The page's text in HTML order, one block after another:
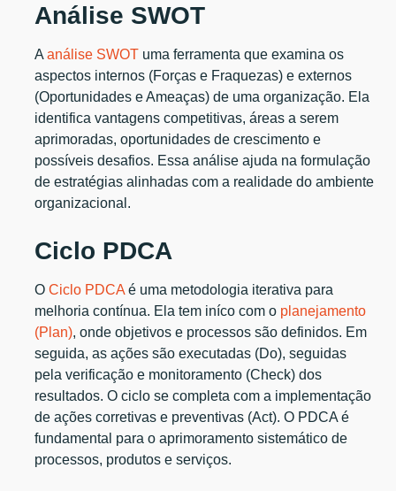
Análise SWOT
Aanálise SWOT uma ferramenta que examina os
aspectos internos (Forças e Fraquezas) e externos
(Oportunidades e Ameaças) de uma organização. Ela
identifica vantagens competitivas, áreas a serem
aprimoradas, oportunidades de crescimento e
possíveis desafios. Essa análise ajuda na formulação
de estratégias alinhadas com a realidade do ambiente
organizacional.
Ciclo PDCA
OCiclo PDCA é uma metodologia iterativa para
melhoria contínua. Ela tem iníco com o planejamento
(Plan), onde objetivos e processos são definidos. Em
seguida, as ações são executadas (Do), seguidas
pela verificação e monitoramento (Check) dos
resultados. O ciclo se completa com a implementação
de ações corretivas e preventivas (Act). O PDCA é
fundamental para o aprimoramento sistemático de
processos, produtos e serviços.